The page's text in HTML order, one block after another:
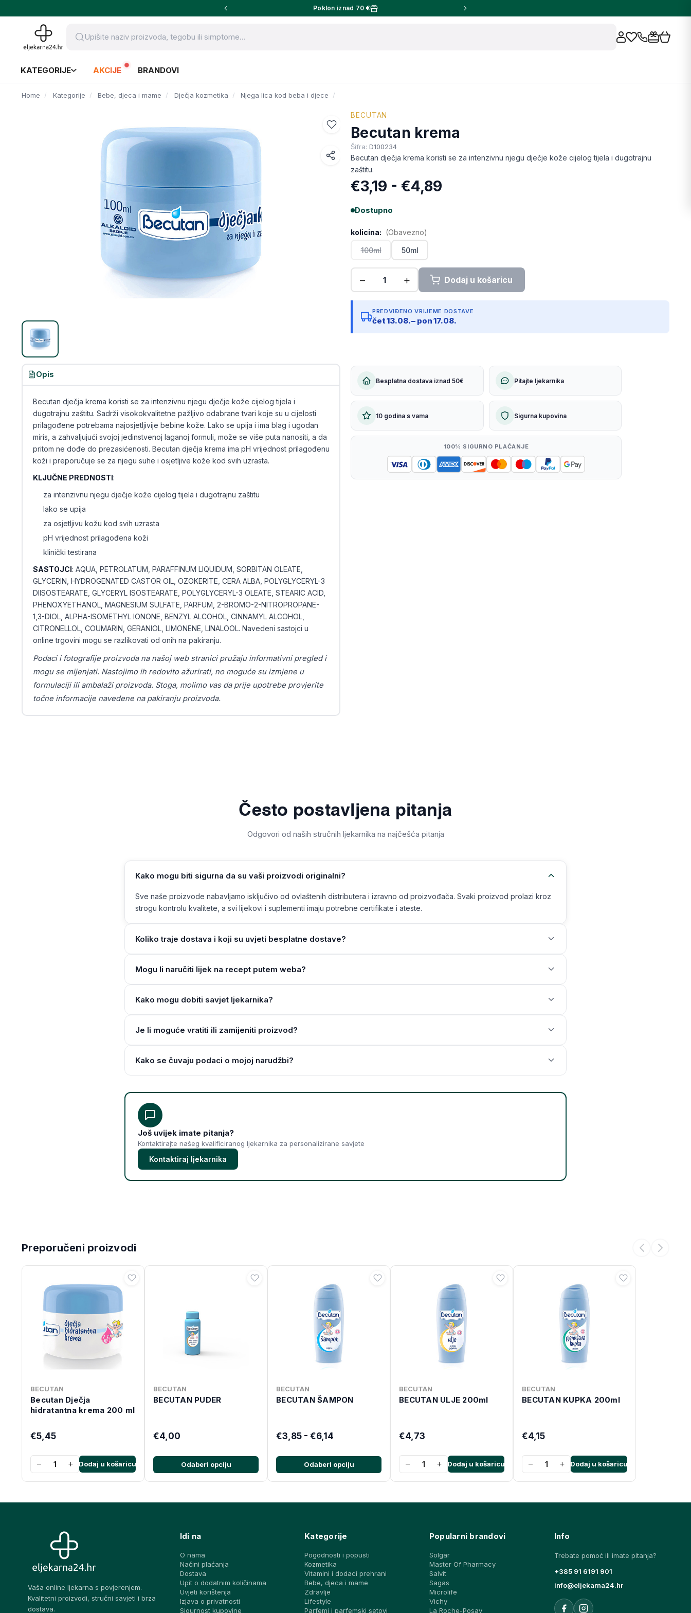
Poklon iznad 70 €
KATEGORIJE AKCIJE BRANDOVI
Home Kategorije Bebe, djeca i mame Dječja kozmetika Njega lica kod beba i djece
BECUTAN
Becutan krema
Šifra: D100234
Becutan dječja krema koristi se za intenzivnu njegu dječje kože cijelog tijela i dugotrajnu
zaštitu.
€3,19 - €4,89
Dostupno
kolicina: (Obavezno)
100ml 50ml
PREDVIĐENO VRIJEME DOSTAVE
čet 13.08. – pon 17.08.
WhatsApp
X (Twitter)
Email
Kopiraj link
Besplatna dostava iznad 50€ Pitajte ljekarnika
10 godina s vama Sigurna kupovina
100% SIGURNO PLAĆANJE
Opis
Becutan dječja krema koristi se za intenzivnu njegu dječje kože cijelog tijela i
dugotrajnu zaštitu. Sadrži visokokvalitetne pažljivo odabrane tvari koje su u cijelosti
prilagođene potrebama najosjetljivije bebine kože. Lako se upija i ima blag i ugodan
miris, a zahvaljujući svojoj jedinstvenoj laganoj formuli, može se više puta nanositi, a da
pritom ne dođe do prezasićenosti. Becutan dječja krema ima pH vrijednost prilagođenu
koži i preporučuje se za njegu suhe i osjetljive kože kod svih uzrasta.
KLJUČNE PREDNOSTI:
za intenzivnu njegu dječje kože cijelog tijela i dugotrajnu zaštitu
lako se upija
za osjetljivu kožu kod svih uzrasta
pH vrijednost prilagođena koži
klinički testirana
SASTOJCI: AQUA, PETROLATUM, PARAFFINUM LIQUIDUM, SORBITAN OLEATE,
GLYCERIN, HYDROGENATED CASTOR OIL, OZOKERITE, CERA ALBA, POLYGLYCERYL-3
DIISOSTEARATE, GLYCERYL ISOSTEARATE, POLYGLYCERYL-3 OLEATE, STEARIC ACID,
PHENOXYETHANOL, MAGNESIUM SULFATE, PARFUM, 2-BROMO-2-NITROPROPANE-
1,3-DIOL, ALPHA-ISOMETHYL IONONE, BENZYL ALCOHOL, CINNAMYL ALCOHOL,
CITRONELLOL, COUMARIN, GERANIOL, LIMONENE, LINALOOL. Navedeni sastojci u
online trgovini mogu se razlikovati od onih na pakiranju.
Podaci i fotografije proizvoda na našoj web stranici pružaju informativni pregled i
mogu se mijenjati. Nastojimo ih redovito ažurirati, no moguće su izmjene u
formulaciji ili ambalaži proizvoda. Stoga, molimo vas da prije upotrebe provjerite
točne informacije navedene na pakiranju proizvoda.
Često postavljena pitanja
Odgovori od naših stručnih ljekarnika na najčešća pitanja
Kako mogu biti sigurna da su vaši proizvodi originalni?
Sve naše proizvode nabavljamo isključivo od ovlaštenih distributera i izravno od proizvođača. Svaki proizvod prolazi kroz
strogu kontrolu kvalitete, a svi lijekovi i suplementi imaju potrebne certifikate i ateste.
Koliko traje dostava i koji su uvjeti besplatne dostave?
Mogu li naručiti lijek na recept putem weba?
Kako mogu dobiti savjet ljekarnika?
Je li moguće vratiti ili zamijeniti proizvod?
Kako se čuvaju podaci o mojoj narudžbi?
Još uvijek imate pitanja?
Kontaktirajte našeg kvalificiranog ljekarnika za personalizirane savjete
Kontaktiraj ljekarnika
Preporučeni proizvodi
BECUTAN
Becutan Dječja
hidratantna krema 200 ml
€5,45
− + Dodaj u košaricu
BECUTAN
BECUTAN PUDER
€4,00
Odaberi opciju
BECUTAN
BECUTAN ŠAMPON
€3,85 - €6,14
Odaberi opciju
BECUTAN
BECUTAN ULJE 200ml
€4,73
− + Dodaj u košaricu
BECUTAN
BECUTAN KUPKA 200ml
€4,15
− + Dodaj u košaricu
Vaša online ljekarna s povjerenjem.
Kvalitetni proizvodi, stručni savjeti i brza
dostava.
Idi na
O nama
Načini plaćanja
Dostava
Upit o dodatnim količinama
Uvjeti korištenja
Izjava o privatnosti
Sigurnost kupovine
Kategorije
Pogodnosti i popusti
Kozmetika
Vitamini i dodaci prehrani
Bebe, djeca i mame
Zdravlje
Lifestyle
Parfemi i parfemski setovi
Popularni brandovi
Solgar
Master Of Pharmacy
Salvit
Sagas
Microlife
Vichy
La Roche-Posay
Info
Trebate pomoć ili imate pitanja?
+385 91 6191 901
info@eljekarna24.hr